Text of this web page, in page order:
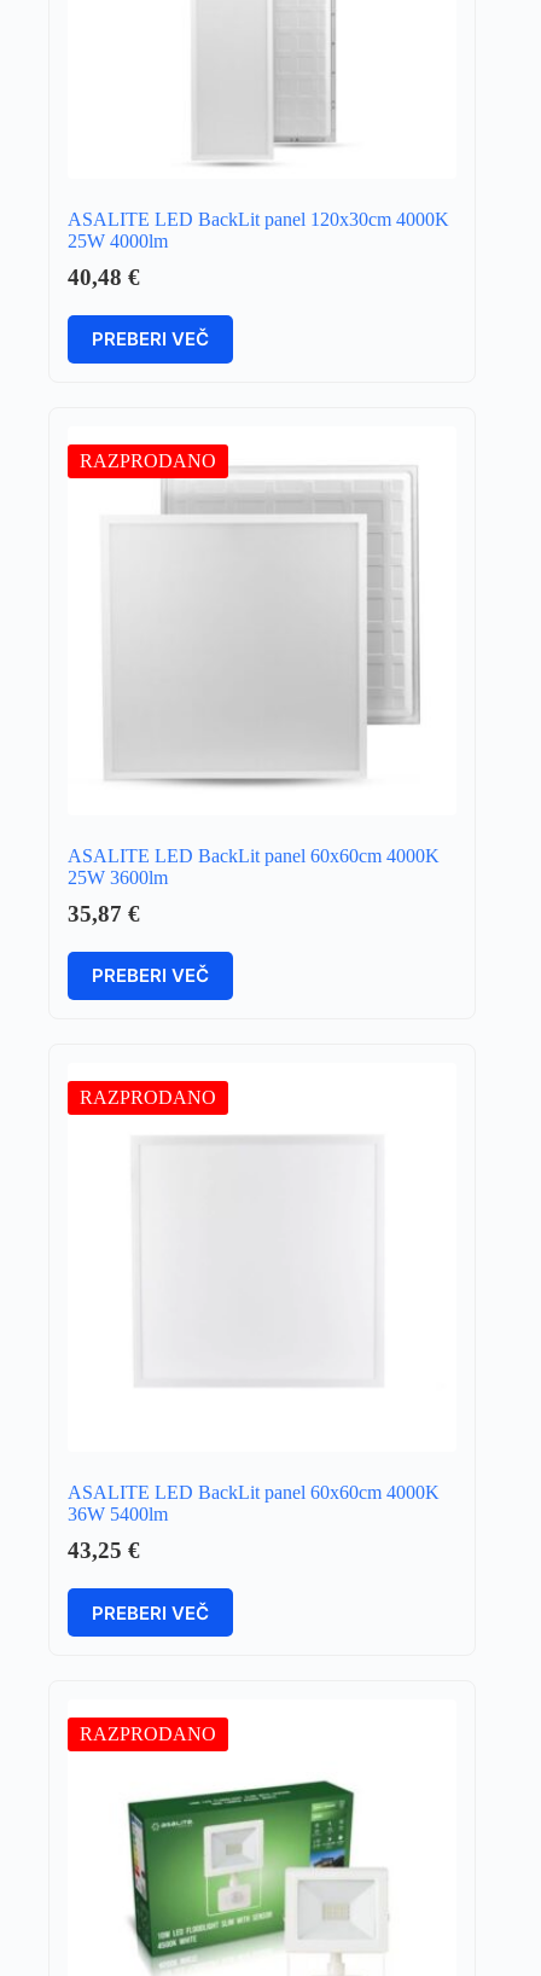
ASALITE LED BackLit panel 120x30cm 4000K
25W 4000lm
40,48 €
PREBERI VEČ
RAZPRODANO
ASALITE LED BackLit panel 60x60cm 4000K
25W 3600lm
35,87 €
PREBERI VEČ
RAZPRODANO
ASALITE LED BackLit panel 60x60cm 4000K
36W 5400lm
43,25 €
PREBERI VEČ
RAZPRODANO